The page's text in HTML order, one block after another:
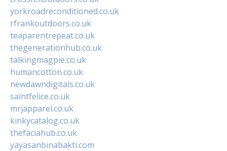
yorkroadreconditioned.co.uk
rfrankoutdoors.co.uk
teaparentrepeat.co.uk
thegenerationhub.co.uk
talkingmagpie.co.uk
humancotton.co.uk
newdawndigitals.co.uk
saintfelice.co.uk
mrjapparel.co.uk
kinkycatalog.co.uk
thefaciahub.co.uk
yayasanbinabakti.com